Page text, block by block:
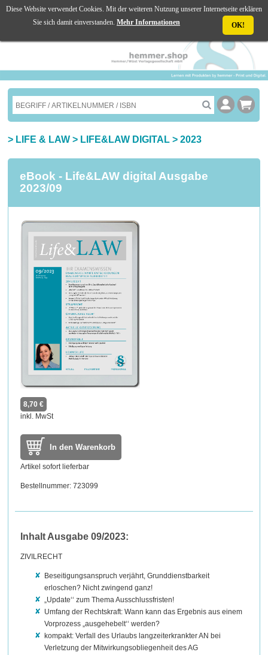
☰ MENU
> LIFE & LAW > LIFE&LAW DIGITAL >2023
eBook - Life&LAW digital Ausgabe
2023/09
8,70 €
inkl. MwSt
In den Warenkorb
Artikel sofort lieferbar
Bestellnummer: 723099
Inhalt Ausgabe 09/2023:
ZIVILRECHT
Beseitigungsanspruch verjährt, Grunddienstbarkeit
erloschen? Nicht zwingend ganz!
„Update‘‘ zum Thema Ausschlussfristen!
Umfang der Rechtskraft: Wann kann das Ergebnis aus einem
Vorprozess „ausgehebelt‘‘ werden?
kompakt: Verfall des Urlaubs langzeiterkrankter AN bei
Verletzung der Mitwirkungsobliegenheit des AG
Diese Website verwendet Cookies. Mit der weiteren Nutzung unserer Internetseite erklären
Sie sich damit einverstanden. Mehr Informationen OK!